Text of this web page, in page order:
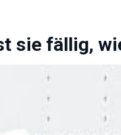
sie fällig,